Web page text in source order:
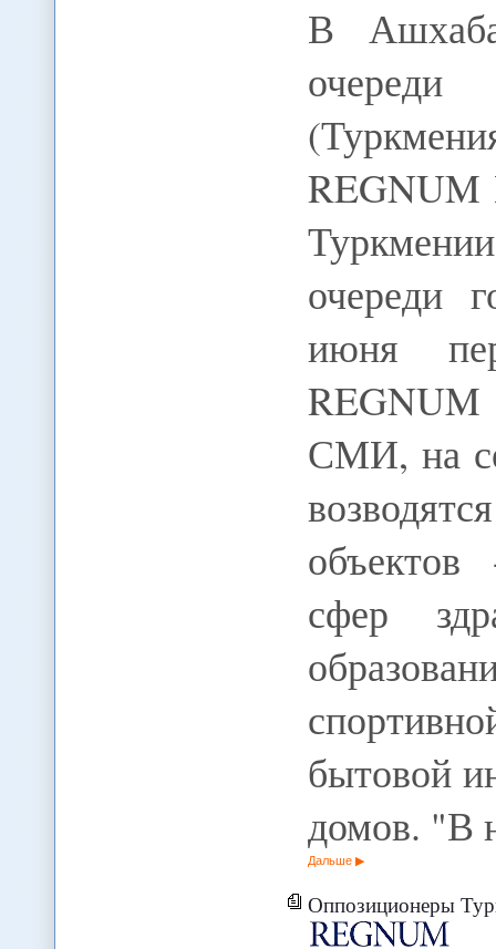
В
REGNUM
очереди
июня
СМИ, на
сфер
бытовой
домов. "В
Дальше
Оппозиционеры Туркмении